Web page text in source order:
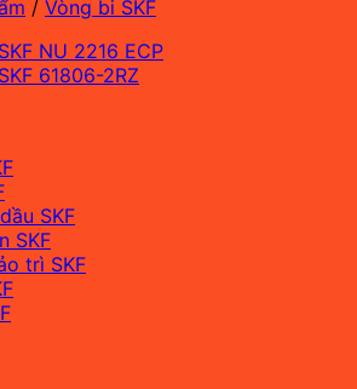
/ Vòng bi SKF
SKF
SKF
trì SKF